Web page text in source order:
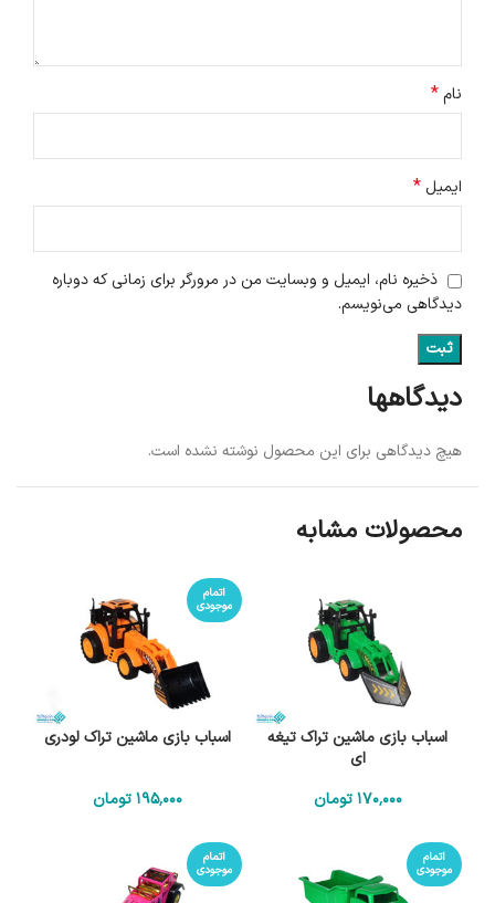
دیدگاهها
هیچ دیدگاهی برای این محصول نوشته نشده است.
نام*
ایمیل*
ذخیره نام، ایمیل و وبسایت من در مرورگر برای زمانی که دوباره
دیدگاهی می‌نویسم.
محصولات مشابه
اسباب بازی ماشین تراک تیغه
ای
170٬000 تومان
اتمام
موجودی
اسباب بازی ماشین تراک لودری
195٬000تومان
اتمام
موجودی
اتمام
موجودی